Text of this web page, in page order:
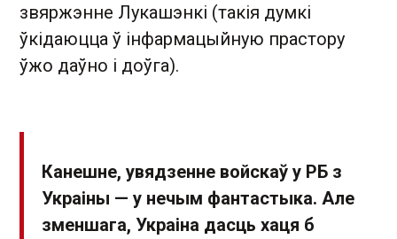
звяржэнне Лукашэнкі (такія думкі
ўкідаюцца ў інфармацыйную прастору
ўжо даўно і доўга).
Канешне, увядзенне войскаў у РБ з
Украіны — у нечым фантастыка. Але
зменшага, Украіна дасць хаця б